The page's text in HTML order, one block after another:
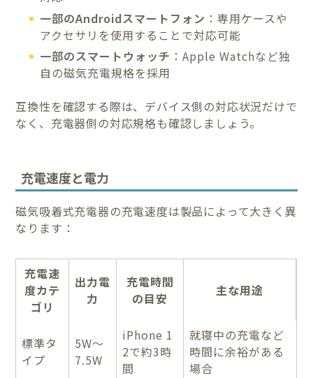
一部のAndroidスマートフォン ：専用ケースや
アクセサリを使用することで対応可能
一部のスマートウォッチ ：Apple Watchなど独
自の磁気充電規格を採用
互換性を確認する際は、デバイス側の対応状況だけで
なく、充電器側の対応規格も確認しましょう。
充電速度と電力
磁気吸着式充電器の充電速度は製品によって大きく異
なります：
充電速
度カテ
ゴリ
出力電
力
充電時間
の目安
主な用途
標準タ
イプ
5W〜
7.5W
iPhone 1
2で約3時
間
就寝中の充電など
時間に余裕がある
場合